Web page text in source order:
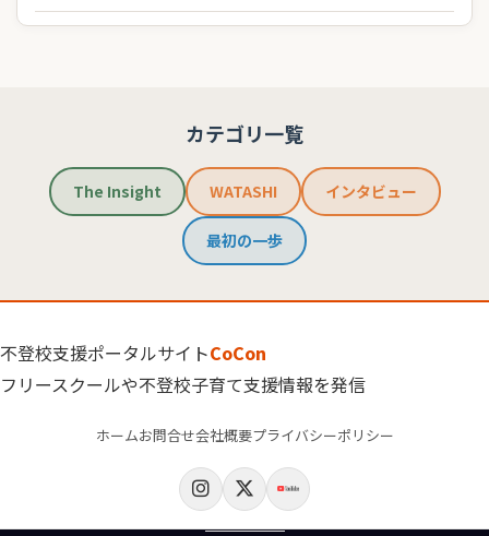
カテゴリ一覧
The Insight WATASHI インタビュー
最初の一歩
不登校支援ポータルサイトCoCon
フリースクールや不登校子育て支援情報を発信
ホームお問合せ会社概要プライバシーポリシー